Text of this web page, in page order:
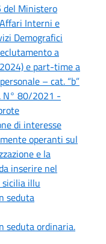
del Ministero
Interni e
Demografici
a
e part-time a
– cat. “b”
N° 80/2021 -
di interesse
operanti sul
e la
inserire nel
sicilia illu
seduta
seduta ordinaria.